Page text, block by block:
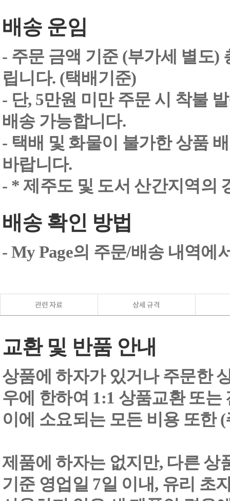
배송 운임
- 주문 금액 기준 (부가세 별도)
립니다. (택배기준)
- 단, 5만원 미만 주문 시 착불
배송 가능합니다.
- 택배 및 화물이 불가한 상품
바랍니다.
- * 제주도 및 도서 산간지역의
배송 확인 방법
- My Page의 주문/배송 내역에
교환 및 반품 안내
상품에 하자가 있거나 주문한
우에 한하여 1:1 상품교환 또는
이에 소요되는 모든 비용 또한
제품에 하자는 없지만, 다른 상
기준 영업일 7일 이내, 유리 초